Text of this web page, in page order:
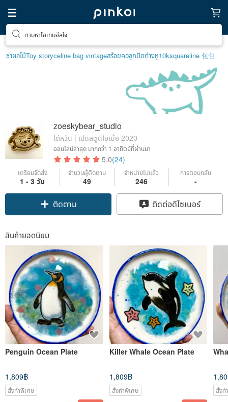
ตามหาไอเทมฮีลใจ
ชาผลไม้Toy storyceline bag vintageสร้อยคอลูกปัดต่างหู10ksquareline 包包
zoeskybear_studio
ไต้หวัน | เปิดสตูดิโอเมื่อ 2020
ออนไลน์ล่าสุด มากกว่า 1 อาทิตย์ที่ผ่านมา
5.0(24)
เตรียมจัดส่ง
1 - 3 วัน
จำนวนผู้ติดตาม
49
จำหน่ายไปแล้ว
246
การตอบกลับ
-
ติดตาม ติดต่อดีไซเนอร์
สินค้ายอดนิยม
Penguin Ocean Plate
1,809฿
สั่งทำพิเศษ
Killer Whale Ocean Plate
1,809฿
สั่งทำพิเศษ สั่งท